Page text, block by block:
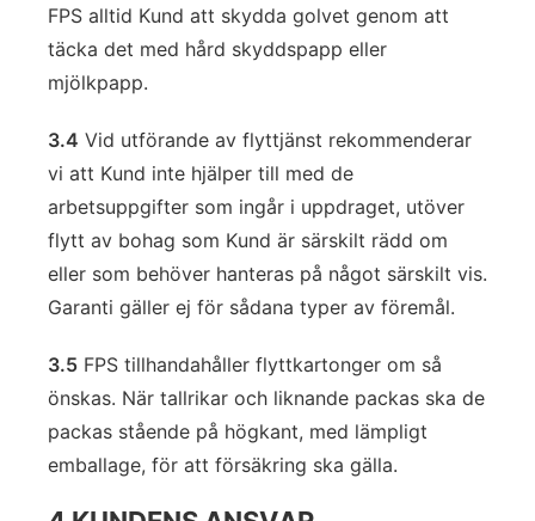
FPS alltid Kund att skydda golvet genom att
täcka det med hård skyddspapp eller
mjölkpapp.
3.4 Vid utförande av flyttjänst rekommenderar
vi att Kund inte hjälper till med de
arbetsuppgifter som ingår i uppdraget, utöver
flytt av bohag som Kund är särskilt rädd om
eller som behöver hanteras på något särskilt vis.
Garanti gäller ej för sådana typer av föremål.
3.5 FPS tillhandahåller flyttkartonger om så
önskas. När tallrikar och liknande packas ska de
packas stående på högkant, med lämpligt
emballage, för att försäkring ska gälla.